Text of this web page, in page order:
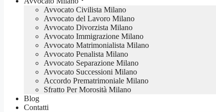
Avvocato Civilista Milano
Avvocato del Lavoro Milano
Avvocato Divorzista Milano
Avvocato Immigrazione Milano
Avvocato Matrimonialista Milano
Avvocato Penalista Milano
Avvocato Separazione Milano
Avvocato Successioni Milano
Accordo Prematrimoniale Milano
Sfratto Per Morosità Milano
Blog
Contatti